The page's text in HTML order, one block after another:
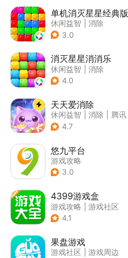
单机消灭星星经典版
休闲益智
消除
3.0
消灭星星消消乐
休闲益智
消除
4.0
天天爱消除
休闲益智 消除
腾讯
| 单机
4.7
悠九平台
游戏攻略
3.0
4399游戏盒
游戏攻略
游戏社区
4.1
果盘游戏
游戏社区
游戏周边